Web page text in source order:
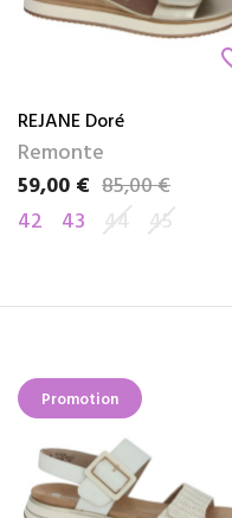
REJANE Doré
Remonte
Prix
59,00 €
Prix de base85,00 €
42
43 44 45
Promotion